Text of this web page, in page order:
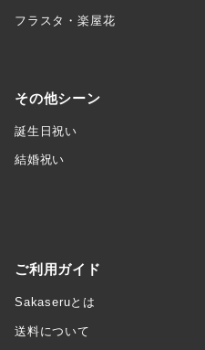
フラスタ・楽屋花
その他シーン
誕生日祝い
結婚祝い
ご利用ガイド
Sakaseruとは
送料について